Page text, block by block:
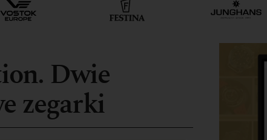
Dwie
zegarki